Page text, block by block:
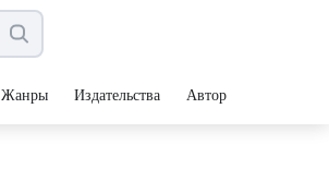
Жанры Издательства Авторы